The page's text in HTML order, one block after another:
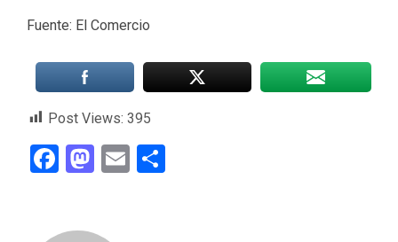
Fuente: El Comercio
Post Views: 395
Facebook
Mastodon
Email